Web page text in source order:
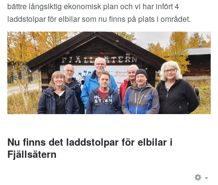
bättre långsiktig ekonomisk plan och vi har infört 4
laddstolpar för elbilar som nu finns på plats i området.
Nu finns det laddstolpar för elbilar i
Fjällsätern